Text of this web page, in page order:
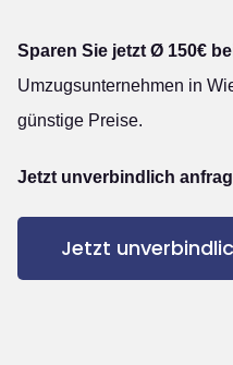
Sparen Sie jetzt Ø 150€
Umzugsunternehmen in
günstige Preise.
Jetzt unverbindlich
Jetzt